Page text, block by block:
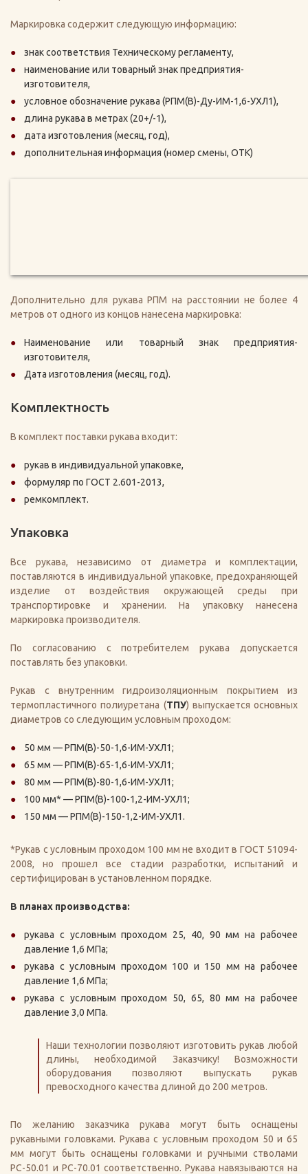
Маркировка содержит следующую информацию:
знак соответствия Техническому регламенту,
наименование или товарный знак предприятия-
изготовителя,
условное обозначение рукава (РПМ(В)-Ду-ИМ-1,6-УХЛ1),
длина рукава в метрах (20+/-1),
дата изготовления (месяц, год),
дополнительная информация (номер смены, ОТК)
Дополнительно для рукава РПМ на расстоянии не более 4
метров от одного из концов нанесена маркировка:
Наименование или товарный знак предприятия-
изготовителя,
Дата изготовления (месяц, год).
Комплектность
В комплект поставки рукава входит:
рукав в индивидуальной упаковке,
формуляр по ГОСТ 2.601-2013,
ремкомплект.
Упаковка
Все рукава, независимо от диаметра и комплектации,
поставляются в индивидуальной упаковке, предохраняющей
изделие от воздействия окружающей среды при
транспортировке и хранении. На упаковку нанесена
маркировка производителя.
По согласованию с потребителем рукава допускается
поставлять без упаковки.
Рукав с внутренним гидроизоляционным покрытием из
термопластичного полиуретана (ТПУ) выпускается основных
диаметров со следующим условным проходом:
50 мм — РПМ(В)-50-1,6-ИМ-УХЛ1;
65 мм — РПМ(В)-65-1,6-ИМ-УХЛ1;
80 мм — РПМ(В)-80-1,6-ИМ-УХЛ1;
100 мм* — РПМ(В)-100-1,2-ИМ-УХЛ1;
150 мм — РПМ(В)-150-1,2-ИМ-УХЛ1.
*Рукав с условным проходом 100 мм не входит в ГОСТ 51094-
2008, но прошел все стадии разработки, испытаний и
сертифицирован в установленном порядке.
В планах производства:
рукава с условным проходом 25, 40, 90 мм на рабочее
давление 1,6 МПа;
рукава с условным проходом 100 и 150 мм на рабочее
давление 1,6 МПа;
рукава с условным проходом 50, 65, 80 мм на рабочее
давление 3,0 МПа.
Наши технологии позволяют изготовить рукав любой
длины, необходимой Заказчику! Возможности
оборудования позволяют выпускать рукав
превосходного качества длиной до 200 метров.
По желанию заказчика рукава могут быть оснащены
рукавными головками. Рукава с условным проходом 50 и 65
мм могут быть оснащены головками и ручными стволами
РС-50.01 и РС-70.01 соответственно. Рукава навязываются на